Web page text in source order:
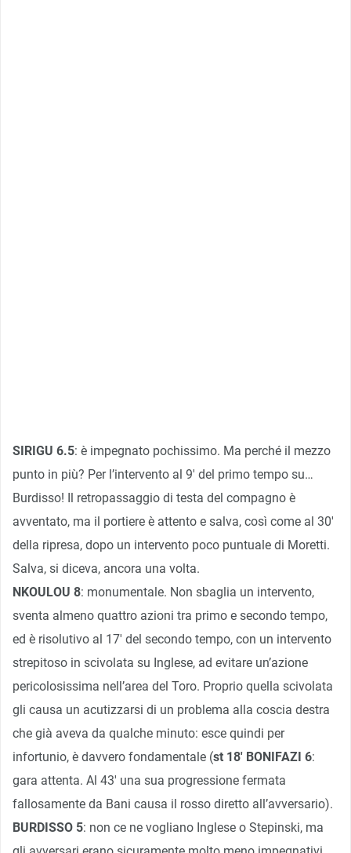
SIRIGU 6.5: è impegnato pochissimo. Ma perché il mezzo
punto in più? Per l’intervento al 9′ del primo tempo su…
Burdisso! Il retropassaggio di testa del compagno è
avventato, ma il portiere è attento e salva, così come al 30′
della ripresa, dopo un intervento poco puntuale di Moretti.
Salva, si diceva, ancora una volta.
NKOULOU 8: monumentale. Non sbaglia un intervento,
sventa almeno quattro azioni tra primo e secondo tempo,
ed è risolutivo al 17′ del secondo tempo, con un intervento
strepitoso in scivolata su Inglese, ad evitare un’azione
pericolosissima nell’area del Toro. Proprio quella scivolata
gli causa un acutizzarsi di un problema alla coscia destra
che già aveva da qualche minuto: esce quindi per
infortunio, è davvero fondamentale (st 18′ BONIFAZI 6:
gara attenta. Al 43′ una sua progressione fermata
fallosamente da Bani causa il rosso diretto all’avversario).
BURDISSO 5: non ce ne vogliano Inglese o Stepinski, ma